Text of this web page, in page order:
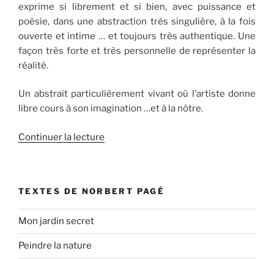
exprime si librement et si bien, avec puissance et
poésie, dans une abstraction très singulière, à la fois
ouverte et intime … et toujours très authentique. Une
façon très forte et très personnelle de représenter la
réalité.
Un abstrait particulièrement vivant où l’artiste donne
libre cours à son imagination …et à la nôtre.
Continuer la lecture
Pagé »
TEXTES DE NORBERT PAGÉ
Mon jardin secret
Peindre la nature